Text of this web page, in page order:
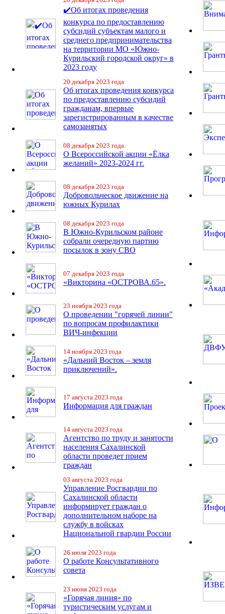
✔️Об итогах проведения
конкурса по предоставлению
субсидий субъектам малого и
среднего предпринимательства
на территории МО «Южно-
Курильский городской округ» в
2023 году
20 декабря 2023 года
Об итогах проведения конкурса
по предоставлению субсидий
гражданам, впервые
зарегистрированным в качестве
самозанятых
08 декабря 2023 года
О Всероссийской акции «Ёлка
желаний» 2023-2024 гг.
08 декабря 2023 года
Добровольческое движение на
южных Курилах
08 декабря 2023 года
В Южно-Курильском районе
собрали очередную партию
посылок в зону СВО
07 декабря 2023 года
«Викторина «ОСТРОВА.65».
23 ноября 2023 года
О проведении "горячей линии"
по вопросам профилактики
ВИЧ-инфекции
14 ноября 2023 года
«Дальний Восток – земля
приключений».
17 августа 2023 года
Информация для граждан
14 августа 2023 года
Агентство по труду и занятости
населения Сахалинской
области проведет прием
граждан
03 августа 2023 года
Управление Росгвардии по
Сахалинской области
информирует граждан о
дополнительном наборе на
службу в войсках
Национальной гвардии России
26 июля 2023 года
О работе Консультативного
совета
23 июня 2023 года
«Горячая линия» по
туристическим услугам и